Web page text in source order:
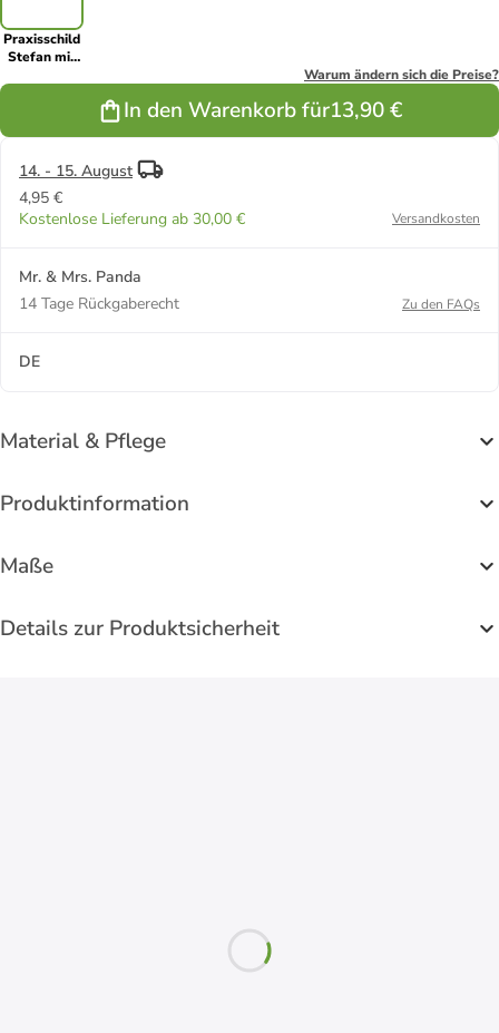
Praxisschild
Stefan mit
Warum ändern sich die Preise?
In den Warenkorb für13,90 €
14. - 15. August
4,95 €
Kostenlose Lieferung ab 30,00 €
Versandkosten
Mr. & Mrs. Panda
14 Tage Rückgaberecht
Zu den FAQs
DE
Material & Pflege
Produktinformation
Maße
Details zur Produktsicherheit